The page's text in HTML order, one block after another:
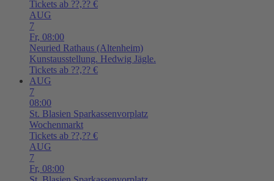
Tickets ab ??,?? €
AUG
7
Fr, 08:00
Neuried Rathaus (Altenheim)
Kunstausstellung. Hedwig Jägle.
Tickets ab ??,?? €
AUG
7
08:00
St. Blasien Sparkassenvorplatz
Wochenmarkt
Tickets ab ??,?? €
AUG
7
Fr, 08:00